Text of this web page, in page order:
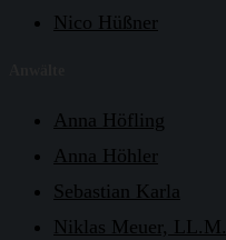
Nico Hüßner
Anna Höfling
Anna Höhler
Sebastian Karla
Niklas Meuer, LL.M.